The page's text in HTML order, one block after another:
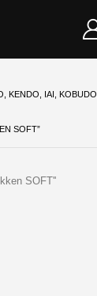
KENDO, IAI, KOBUDO
SOFT”